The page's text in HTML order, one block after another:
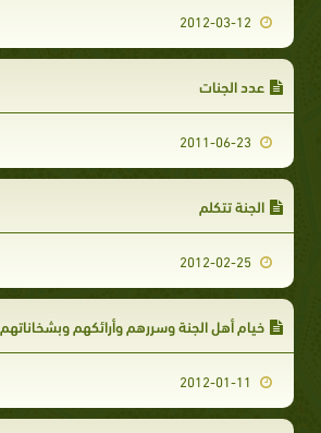
عدد الجنات
الجنة تتكلم
خيام أهل الجنة وسررهم وأرائكهم وبشخاناتهم